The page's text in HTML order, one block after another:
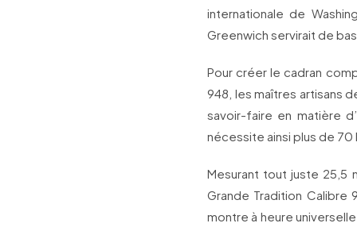
internationale de
Greenwich servirait de
Pour créer le cadran
948, les maîtres artisans
savoir-faire en matière
nécessite ainsi plus de 70
Mesurant tout juste 25,5
Grande Tradition
montre à heure